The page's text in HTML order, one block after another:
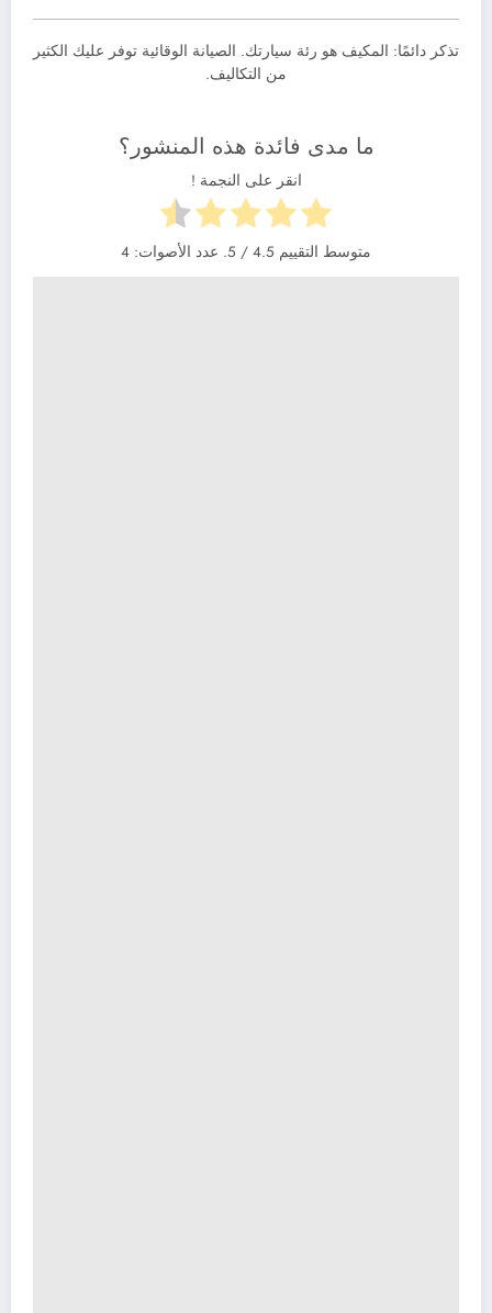
تذكر دائمًا: المكيف هو رئة سيارتك. الصيانة الوقائية توفر عليك الكثير
من التكاليف.
ما مدى فائدة هذه المنشور؟
انقر على النجمة !
متوسط التقييم 4.5 / 5. عدد الأصوات: 4